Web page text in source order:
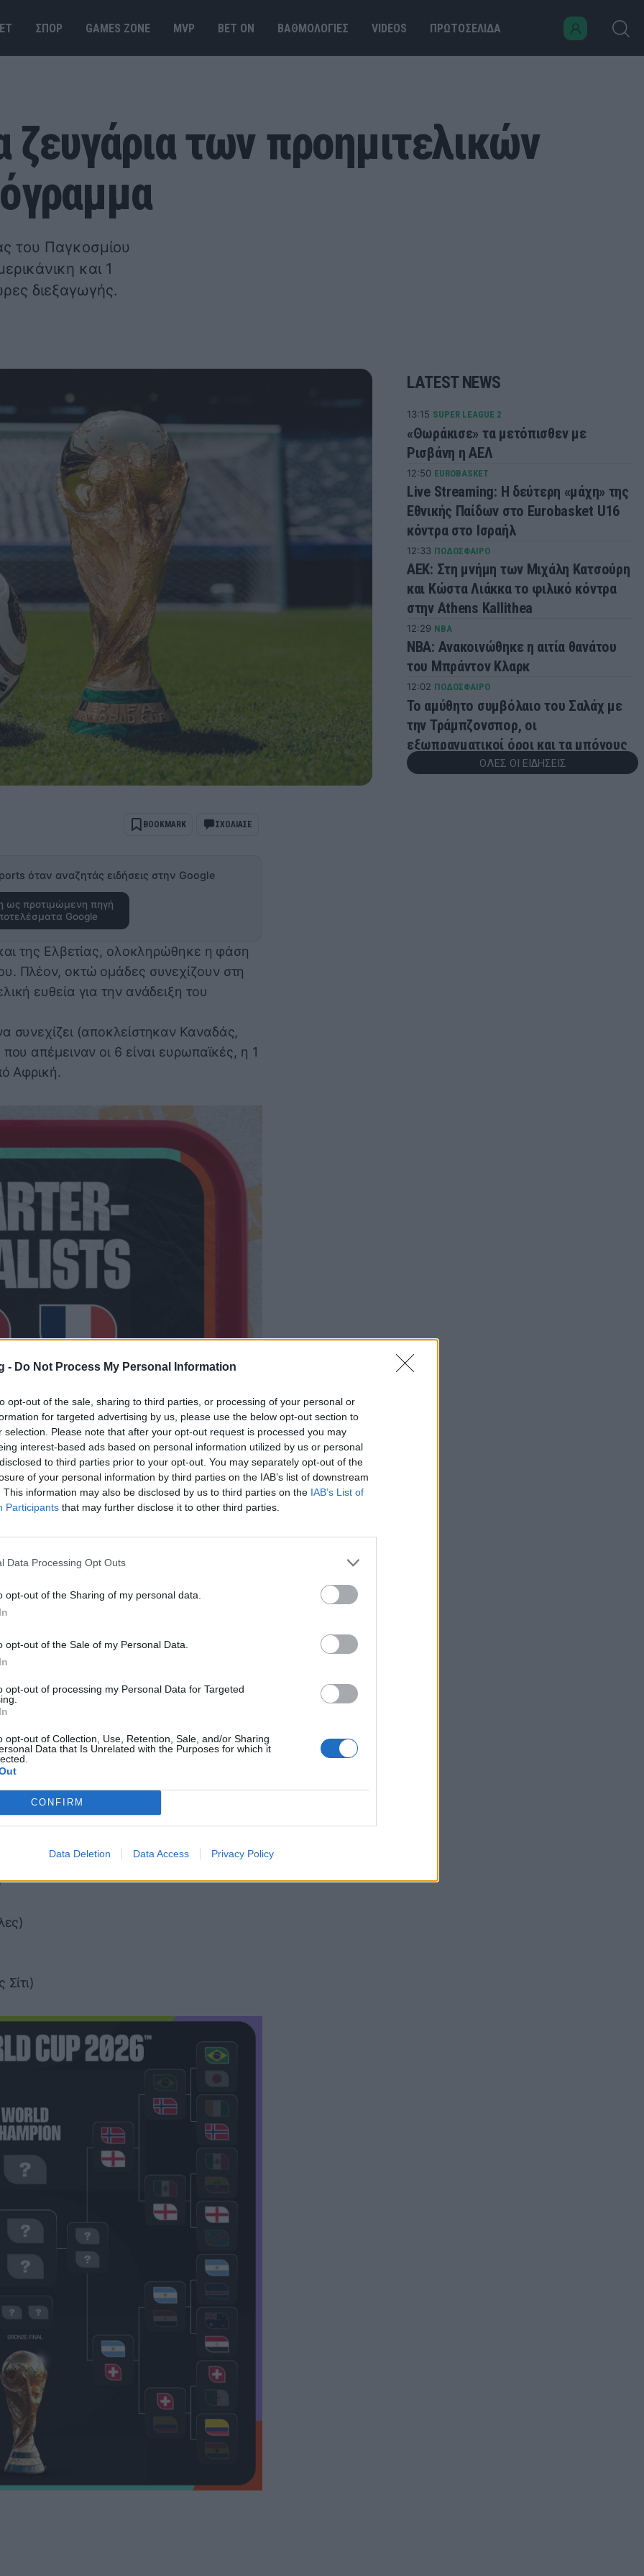
- Do Not Process My Personal Information
opt-out of the sale, sharing to third parties, or processing of your personal or
for targeted advertising by us, please use the below opt-out section to
selection. Please note that after your opt-out request is processed you may
interest-based ads based on personal information utilized by us or personal
to third parties prior to your opt-out. You may separately opt-out of the
of your personal information by third parties on the IAB’s list of downstream
This information may also be disclosed by us to third parties on the IAB’s List of
Participants that may further disclose it to other third parties.
Data Processing Opt Outs
opt-out of the Sharing of my personal data.
opt-out of the Sale of my Personal Data.
opt-out of processing my Personal Data for Targeted
opt-out of Collection, Use, Retention, Sale, and/or Sharing
Data that Is Unrelated with the Purposes for which it
CONFIRM
Data Deletion Data Access Privacy Policy
ΣΠΟΡ GAMES ΖΟΝΕ MVP BET ΟΝ ΒΑΘΜΟΛΟΓΙΕΣ VIDEOS ΠΡΩΤΟΣΕΛΙΔΑ
των προημιτελικών
του Παγκοσμίου
και 1
διεξαγωγής.
BOOKMARK ΣΧΟΛΙΑΣΕ
όταν αναζητάς ειδήσεις στην Google
ως προτιμώμενη πηγή
Google
της Ελβετίας, ολοκληρώθηκε η φάση
Πλέον, οκτώ ομάδες συνεχίζουν στη
ευθεία για την ανάδειξη του
συνεχίζει (αποκλείστηκαν Καναδάς,
απέμειναν οι 6 είναι ευρωπαϊκές, η 1
Αφρική.
των
LATEST NEWS
13:15 SUPER LEAGUE 2
«Θωράκισε» τα μετόπισθεν με
Ρισβάνη η ΑΕΛ
12:50 EUROBASKET
Live Streaming: Η δεύτερη «μάχη» της
Εθνικής Παίδων στο Eurobasket U16
κόντρα στο Ισραήλ
12:33 ΠΟΔΟΣΦΑΙΡΟ
ΑΕΚ: Στη μνήμη των Μιχάλη Κατσούρη
και Κώστα Λιάκκα το φιλικό κόντρα
στην Athens Kallithea
12:29 NBA
ΝΒΑ: Ανακοινώθηκε η αιτία θανάτου
του Μπράντον Κλαρκ
12:02 ΠΟΔΟΣΦΑΙΡΟ
Το αμύθητο συμβόλαιο του Σαλάχ με
την Τράμπζονσπορ, οι
εξωπραγματικοί όροι και τα μπόνους
11:34 ΠΟΔΟΣΦΑΙΡΟΟΛΕΣ ΟΙ ΕΙΔΗΣΕΙΣ